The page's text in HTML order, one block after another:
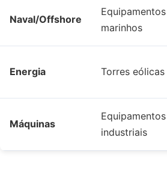
Naval/Offshore
Equipamentos
marinhos
Energia Torres eólicas
Máquinas
Equipamentos
industriais